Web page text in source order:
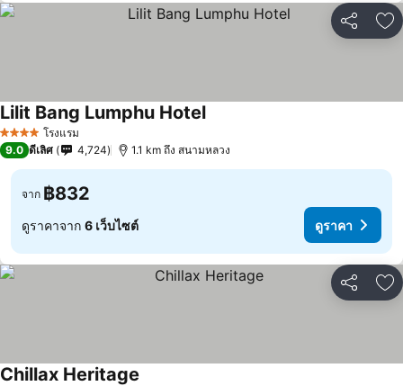
แชร์ เ
4 ดาว โรงแรม
Lilit Bang Lumphu Hotel
9.0 ดีเลิศ 4,724 1.1 km ถึง สนามหลวง
จาก ฿832
ดูราคาจาก 6 เว็บไซต์ ดูราคา
แชร์ เ
Chillax Heritage